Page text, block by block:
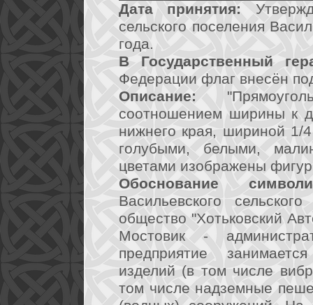
Дата принятия:
сельского поселения
года.
В Государственный
Федерации флаг внесён
Описание:
соотношением ширины к
нижнего края, шириной
голубыми, белыми,
цветами изображены
Обоснование
Васильевского
общество "Хотьковский
Мостовик -
предприятие
изделий (в том числе
том числе надземные